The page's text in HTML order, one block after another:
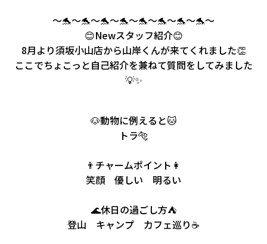
～🐬～🐬～🐬～🐬～🐬～🐬～🐬～🐬～
😊Newスタッフ紹介😊
8月より須坂小山店から山岸くんが来てくれました👏
ここでちょこっと自己紹介を兼ねて質問をしてみました
💡✨
🐶動物に例えると🐱
トラ🐅
👨チャームポイント👩
笑顔 優しい 明るい
🌊休日の過ごし方⛺
登山 キャンプ カフェ巡り☕